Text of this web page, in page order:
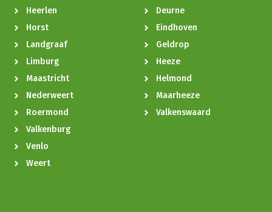
Heerlen
Horst
Landgraaf
Limburg
Maastricht
Nederweert
Roermond
Valkenburg
Venlo
Weert
Deurne
Eindhoven
Geldrop
Heeze
Helmond
Maarheeze
Valkenswaard